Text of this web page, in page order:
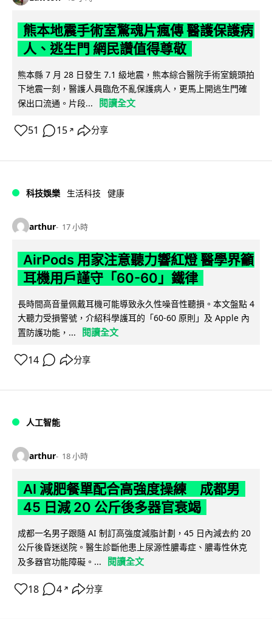
熊本地震手術室驚魂片瘋傳 醫護保護病
人、逃生門 網民讚值得尊敬
熊本縣 7 月 28 日發生 7.1 級地震，熊本綜合醫院手術室鏡頭拍
下地震一刻，醫護人員臨危不亂保護病人，更馬上開逃生門確
保出口流通。片段...
閱讀全文
51 15 ↗ 分享
科技娛樂 生活科技 健康
arthur 17 小時
AirPods 用家注意聽力響紅燈 醫學界籲
耳機用戶謹守「60-60」鐵律
長時間高音量佩戴耳機可能導致永久性噪音性聽損。本文盤點 4
大聽力受損警號，介紹科學護耳的「60-60 原則」及 Apple 內
置防護功能，...
閱讀全文
14 分享
人工智能
arthur 18 小時
AI 減肥餐單配合高強度操練 成都男
45 日減 20 公斤後多器官衰竭
成都一名男子跟隨 AI 制訂高強度減脂計劃，45 日內減去約 20
公斤後昏迷送院。醫生診斷他患上尿源性膿毒症、膿毒性休克
及多器官功能障礙。...
閱讀全文
18 4 ↗ 分享